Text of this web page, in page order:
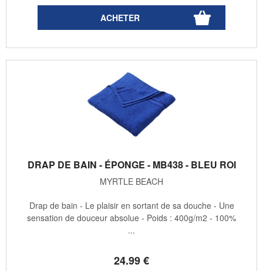
DRAP DE BAIN - ÉPONGE - MB438 - BLEU ROI
MYRTLE BEACH
24.99€
Drap de bain - Le plaisir en sortant de sa douche - Une
sensation de douceur absolue - Poids : 400g/m2 - 100%
...